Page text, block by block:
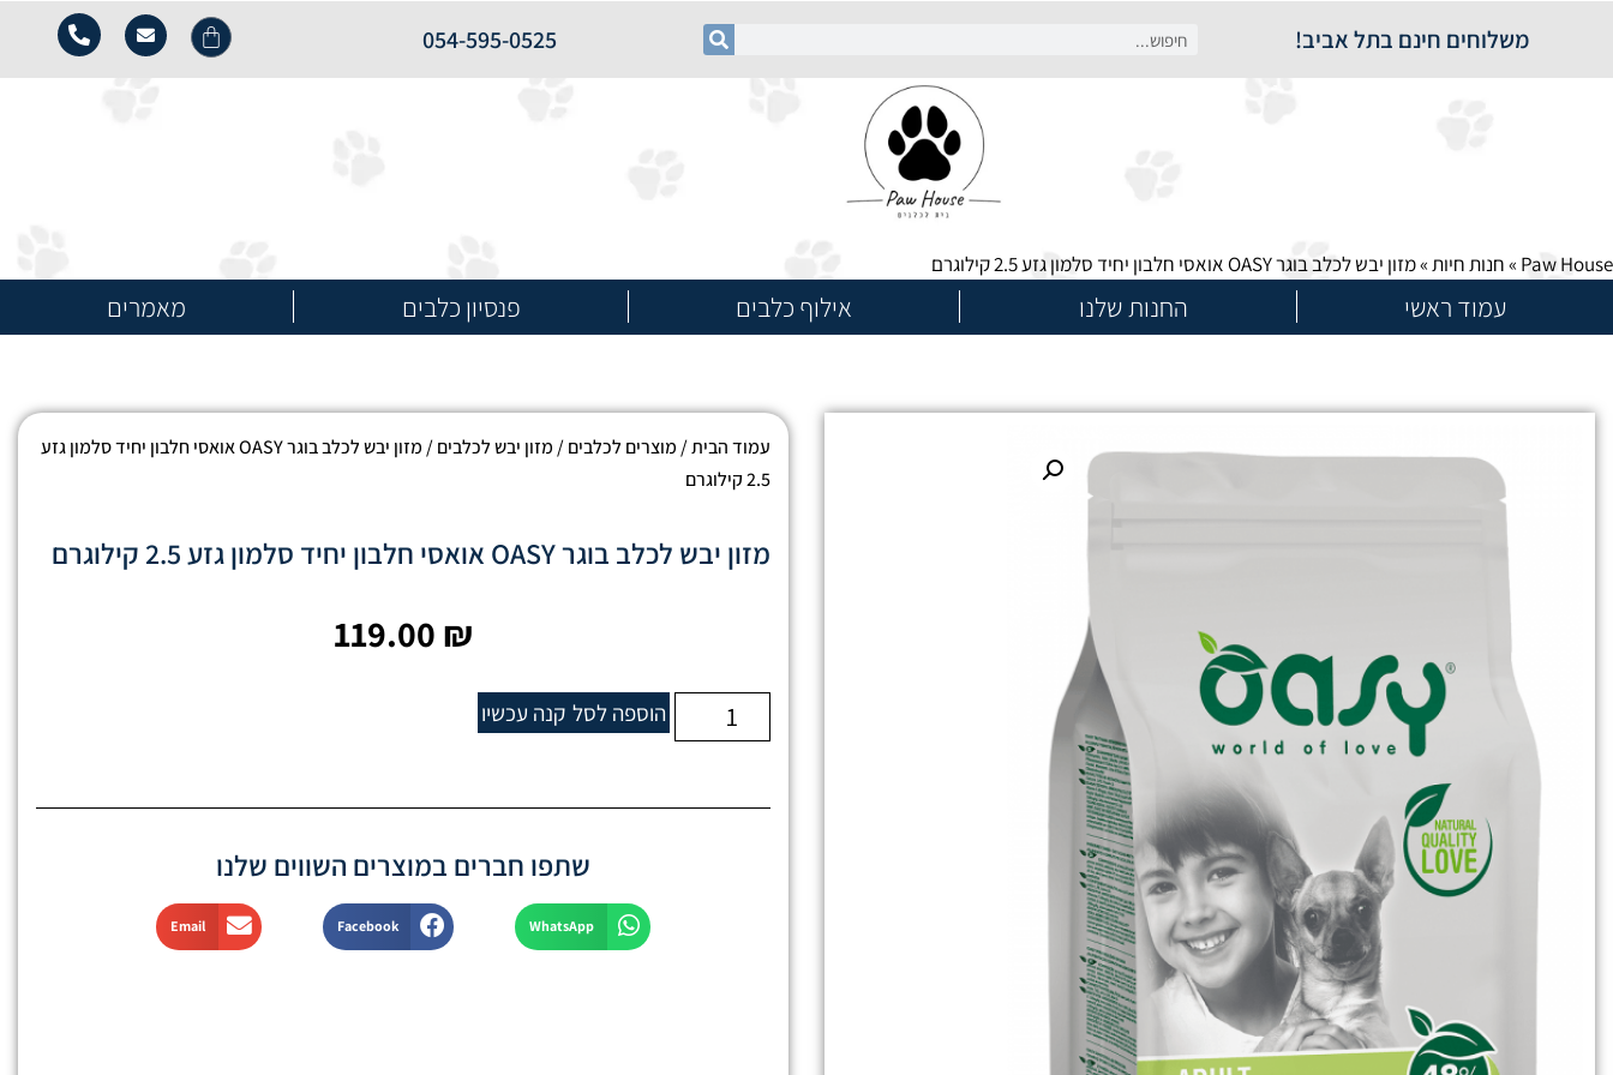
משלוחים חינם בתל אביב! 054-595-0525
Paw House
»חנות חיות»מזון יבש לכלב בוגר OASY אואסי חלבון יחיד סלמון גזע 2.5 קילוגרם
עמוד ראשי החנות שלנו אילוף כלבים פנסיון כלבים מאמרים
עמוד הבית/ מוצרים לכלבים/ מזון יבש לכלבים
/ מזון יבש לכלב בוגר OASY אואסי חלבון יחיד סלמון גזע
2.5 קילוגרם
מזון יבש לכלב בוגר OASY אואסי חלבון יחיד סלמון גזע 2.5 קילוגרם
119.00 ₪
הוספה לסל קנה עכשיו
שתפו חברים במוצרים השווים שלנו
WhatsApp
Facebook
Email